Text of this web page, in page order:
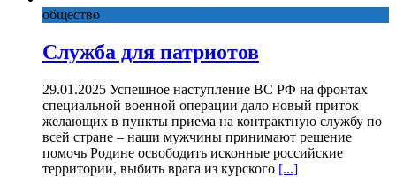
общество
Служба для патриотов
29.01.2025 Успешное наступление ВС РФ на фронтах
специальной военной операции дало новый приток
желающих в пункты приема на контрактную службу по
всей стране – наши мужчины принимают решение
помочь Родине освободить исконные российские
территории, выбить врага из курского [...]